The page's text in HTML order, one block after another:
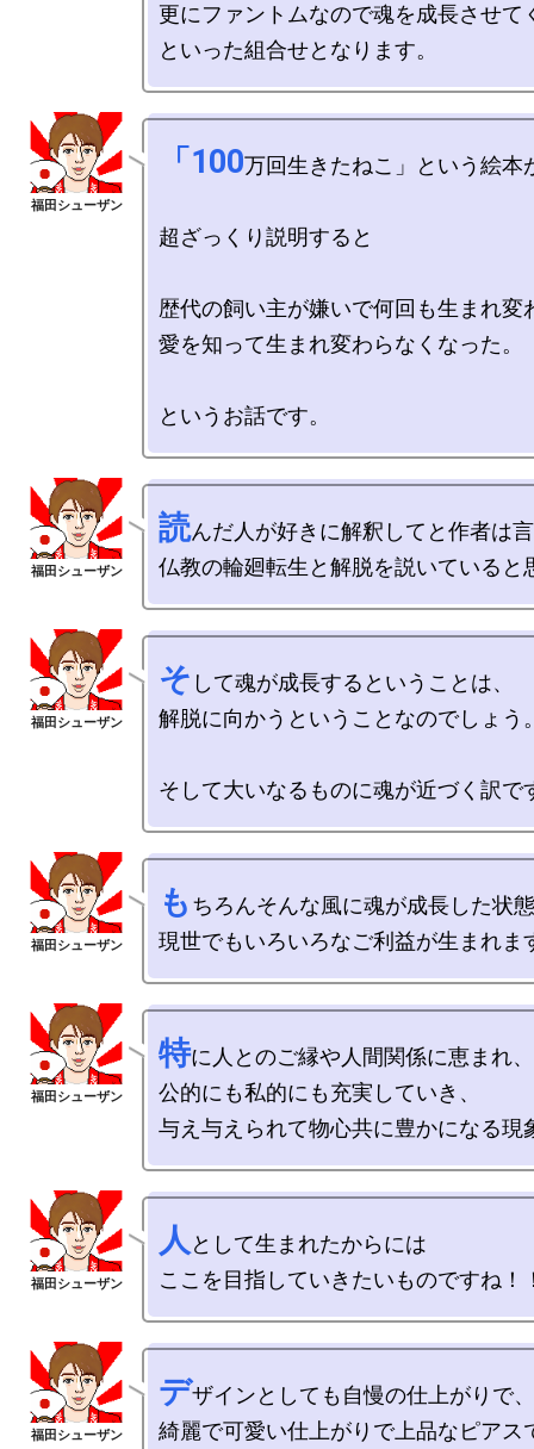
更にファントムなので魂を成長させて
「100万回生きたねこ」という絵本
超ざっくり説明すると
歴代の飼い主が嫌いで何回も生まれ変
愛を知って生まれ変わらなくなった。
読んだ人が好きに解釈してと作者は
そ して魂が成長するということは、
解脱に向かうということなのでしょう
も ちろんそんな風に魂が成長した状
特に人とのご縁や人間関係に恵まれ、
公的にも私的にも充実していき、
人として生まれたからには
デザインとしても自慢の仕上がりで、
綺麗で可愛い仕上がりで上品なピアス